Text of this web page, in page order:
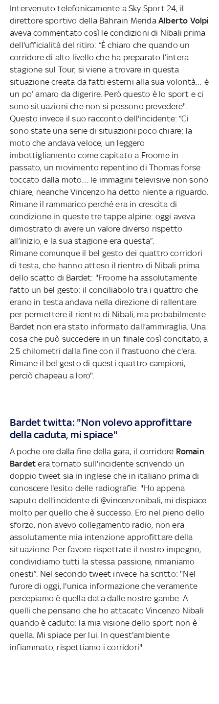
Intervenuto telefonicamente a Sky Sport 24, il
direttore sportivo della Bahrain Merida Alberto Volpi
aveva commentato così le condizioni di Nibali prima
dell'ufficialità del ritiro: “È chiaro che quando un
corridore di alto livello che ha preparato l’intera
stagione sul Tour, si viene a trovare in questa
situazione creata da fatti esterni alla sua volontà… è
un po’ amaro da digerire. Però questo è lo sport e ci
sono situazioni che non si possono prevedere".
Questo invece il suo racconto dell'incidente: “Ci
sono state una serie di situazioni poco chiare: la
moto che andava veloce, un leggero
imbottigliamento come capitato a Froome in
passato, un movimento repentino di Thomas forse
toccato dalla moto… le immagini televisive non sono
chiare, neanche Vincenzo ha detto niente a riguardo.
Rimane il rammarico perché era in crescita di
condizione in queste tre tappe alpine: oggi aveva
dimostrato di avere un valore diverso rispetto
all’inizio, e la sua stagione era questa”.
Rimane comunque il bel gesto dei quattro corridori
di testa, che hanno atteso il rientro di Nibali prima
dello scatto di Bardet: "Froome ha assolutamente
fatto un bel gesto: il conciliabolo tra i quattro che
erano in testa andava nella direzione di rallentare
per permettere il rientro di Nibali, ma probabilmente
Bardet non era stato informato dall’ammiraglia. Una
cosa che può succedere in un finale così concitato, a
2.5 chilometri dalla fine con il frastuono che c'era.
Rimane il bel gesto di questi quattro campioni,
perciò chapeau a loro".
Bardet twitta: "Non volevo approfittare
della caduta, mi spiace"
A poche ore dalla fine della gara, il corridore Romain
Bardet era tornato sull'incidente scrivendo un
doppio tweet sia in inglese che in italiano prima di
conoscere l'esito delle radiografie: "Ho appena
saputo dell’incidente di @vincenzonibali, mi dispiace
molto per quello che è successo. Ero nel pieno dello
sforzo, non avevo collegamento radio, non era
assolutamente mia intenzione approfittare della
situazione. Per favore rispettate il nostro impegno,
condividiamo tutti la stessa passione, rimaniamo
onesti”. Nel secondo tweet invece ha scritto: "Nel
furore di oggi, l'unica informazione che veramente
percepiamo è quella data dalle nostre gambe. A
quelli che pensano che ho attacato Vincenzo Nibali
quando è caduto: la mia visione dello sport non è
quella. Mi spiace per lui. In quest'ambiente
infiammato, rispettiamo i corridori".